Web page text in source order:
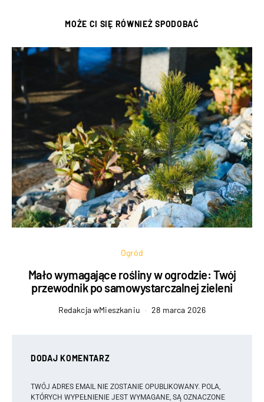
MOŻE CI SIĘ RÓWNIEŻ SPODOBAĆ
Ogród
Mało wymagające rośliny w ogrodzie: Twój
przewodnik po samowystarczalnej zieleni
Redakcja wMieszkaniu 28 marca 2026
DODAJ KOMENTARZ
TWÓJ ADRES EMAIL NIE ZOSTANIE OPUBLIKOWANY. POLA,
KTÓRYCH WYPEŁNIENIE JEST WYMAGANE, SĄ OZNACZONE